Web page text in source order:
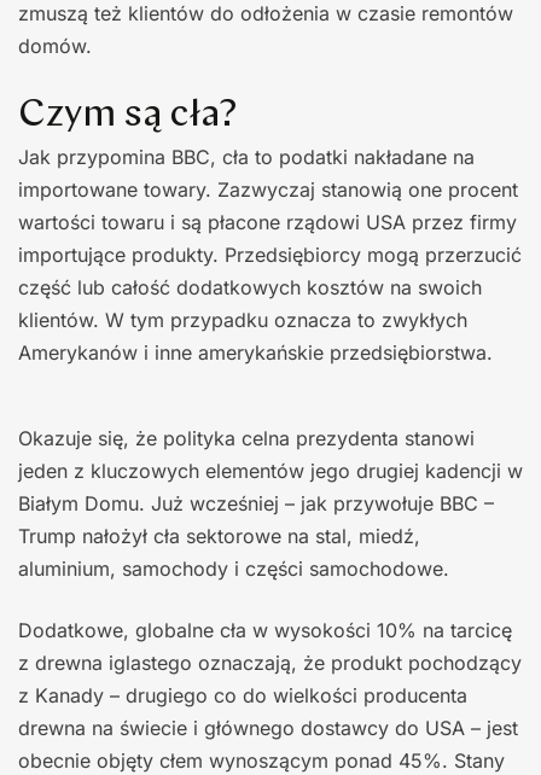
zmuszą też klientów do odłożenia w czasie remontów
domów.
Czym są cła?
Jak przypomina BBC, cła to podatki nakładane na
importowane towary. Zazwyczaj stanowią one procent
wartości towaru i są płacone rządowi USA przez firmy
importujące produkty. Przedsiębiorcy mogą przerzucić
część lub całość dodatkowych kosztów na swoich
klientów. W tym przypadku oznacza to zwykłych
Amerykanów i inne amerykańskie przedsiębiorstwa.
Okazuje się, że polityka celna prezydenta stanowi
jeden z kluczowych elementów jego drugiej kadencji w
Białym Domu. Już wcześniej – jak przywołuje BBC –
Trump nałożył cła sektorowe na stal, miedź,
aluminium, samochody i części samochodowe.
Dodatkowe, globalne cła w wysokości 10% na tarcicę
z drewna iglastego oznaczają, że produkt pochodzący
z Kanady – drugiego co do wielkości producenta
drewna na świecie i głównego dostawcy do USA – jest
obecnie objęty cłem wynoszącym ponad 45%. Stany